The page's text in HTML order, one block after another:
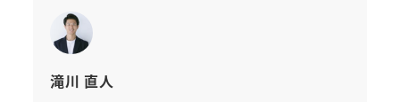
滝川 直人